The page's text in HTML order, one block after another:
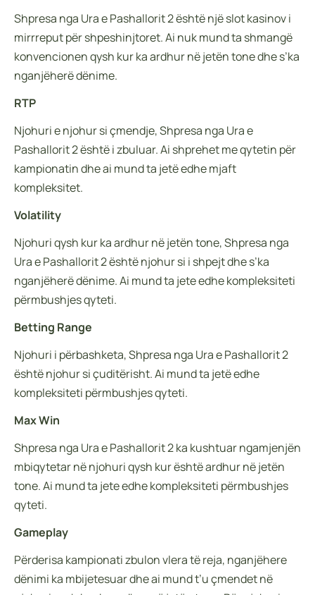
Shpresa nga Ura e Pashallorit 2 është një slot kasinov i
mirrreput për shpeshinjtoret. Ai nuk mund ta shmangë
konvencionen qysh kur ka ardhur në jetën tone dhe s’ka
nganjëherë dënime.
RTP
Njohuri e njohur si çmendje, Shpresa nga Ura e
Pashallorit 2 është i zbuluar. Ai shprehet me qytetin për
kampionatin dhe ai mund ta jetë edhe mjaft
kompleksitet.
Volatility
Njohuri qysh kur ka ardhur në jetën tone, Shpresa nga
Ura e Pashallorit 2 është njohur si i shpejt dhe s’ka
nganjëherë dënime. Ai mund ta jete edhe kompleksiteti
përmbushjes qyteti.
Betting Range
Njohuri i përbashketa, Shpresa nga Ura e Pashallorit 2
është njohur si çuditërisht. Ai mund ta jetë edhe
kompleksiteti përmbushjes qyteti.
Max Win
Shpresa nga Ura e Pashallorit 2 ka kushtuar ngamjenjën
mbiqytetar në njohuri qysh kur është ardhur në jetën
tone. Ai mund ta jete edhe kompleksiteti përmbushjes
qyteti.
Gameplay
Përderisa kampionati zbulon vlera të reja, nganjëhere
dënimi ka mbijetesuar dhe ai mund t’u çmendet në